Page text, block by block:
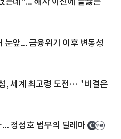
눈앞... 금융위기 이후 변동성
, 세계 최고령 도전… "비결은
정성호 법무의 딜레마